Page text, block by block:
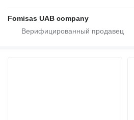
Fomisas UAB company